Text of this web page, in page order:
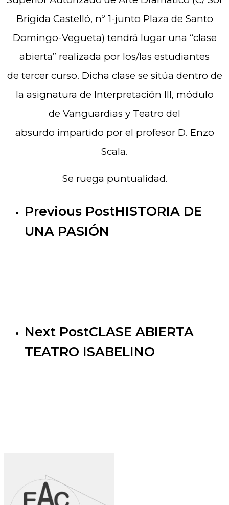
Brígida Castelló, nº 1-junto Plaza de Santo
Domingo-Vegueta) tendrá lugar una “clase
abierta” realizada por los/las estudiantes
de tercer curso. Dicha clase se sitúa dentro de
la asignatura de Interpretación III, módulo
de Vanguardias y Teatro del
absurdo impartido por el profesor D. Enzo
Scala.
Se ruega puntualidad.
Previous PostHISTORIA DE
UNA PASIÓN
Next PostCLASE ABIERTA
TEATRO ISABELINO